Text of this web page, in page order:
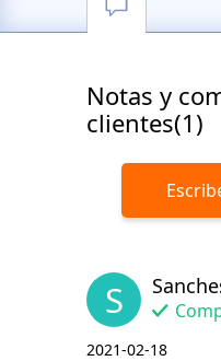
Notas y
clientes(1)
S
2021-02-18